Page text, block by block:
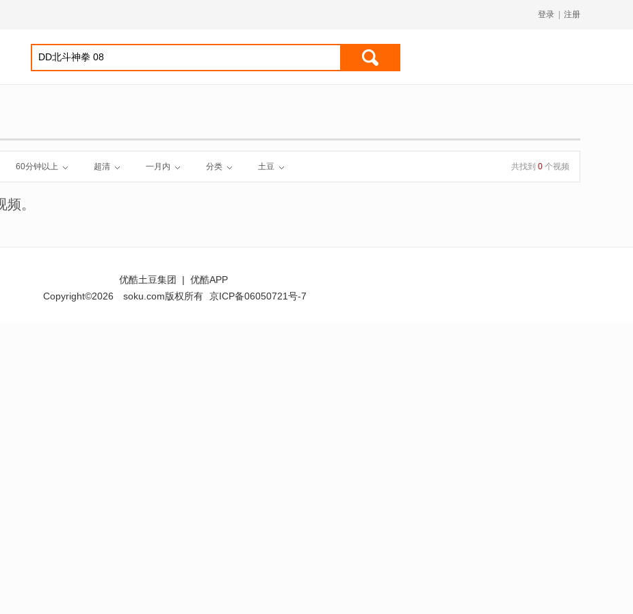
登录 注册
60分钟以上 超清 一月内 分类 土豆 共找到 0 个视频
。
优酷土豆集团 | 优酷APP
Copyright©2026
soku.com版权所有 京ICP备06050721号-7